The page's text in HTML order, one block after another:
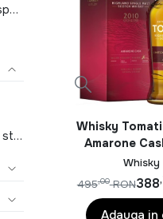
Pere coapte, Ciocolata, Proaspat, Fructat
Galben pal, Stralucitor, Inserti stravezi
Whisky
Amarone
0.7L
Whisky
388
495,00 RON
Adauga in